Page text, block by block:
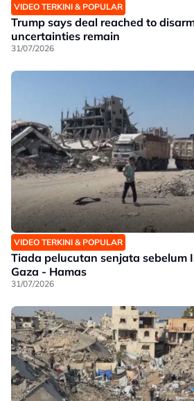
VIDEO TERKINI & POPULAR
Trump says deal reached to
uncertainties remain
31/07/2026
VIDEO TERKINI & POPULAR
Tiada pelucutan senjata sebelum
Gaza - Hamas
31/07/2026